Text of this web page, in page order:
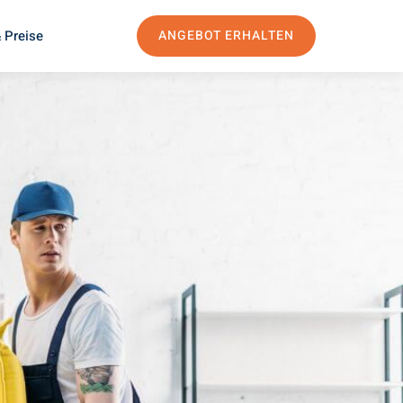
Preise ANGEBOT ERHALTEN